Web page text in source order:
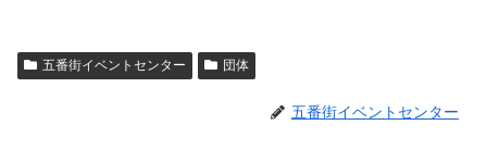
五番街イベントセンター 団体
五番街イベントセンター